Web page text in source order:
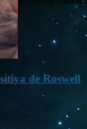
de Roswell